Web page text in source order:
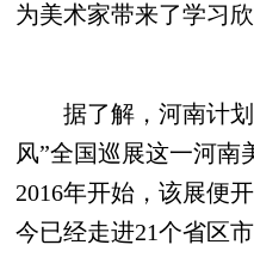
为美术家带来了学习
据了解，河南计划
风”全国巡展这一河南
2016年开始，该展便
今已经走进21个省区